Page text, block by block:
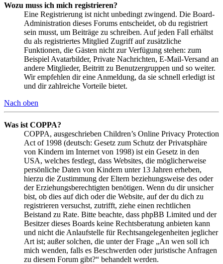
Wozu muss ich mich registrieren?
Eine Registrierung ist nicht unbedingt zwingend. Die Board-
Administration dieses Forums entscheidet, ob du registriert
sein musst, um Beiträge zu schreiben. Auf jeden Fall erhältst
du als registriertes Mitglied Zugriff auf zusätzliche
Funktionen, die Gästen nicht zur Verfügung stehen: zum
Beispiel Avatarbilder, Private Nachrichten, E-Mail-Versand an
andere Mitglieder, Beitritt zu Benutzergruppen und so weiter.
Wir empfehlen dir eine Anmeldung, da sie schnell erledigt ist
und dir zahlreiche Vorteile bietet.
Nach oben
Was ist COPPA?
COPPA, ausgeschrieben Children’s Online Privacy Protection
Act of 1998 (deutsch: Gesetz zum Schutz der Privatsphäre
von Kindern im Internet von 1998) ist ein Gesetz in den
USA, welches festlegt, dass Websites, die möglicherweise
persönliche Daten von Kindern unter 13 Jahren erheben,
hierzu die Zustimmung der Eltern beziehungsweise des oder
der Erziehungsberechtigten benötigen. Wenn du dir unsicher
bist, ob dies auf dich oder die Website, auf der du dich zu
registrieren versuchst, zutrifft, ziehe einen rechtlichen
Beistand zu Rate. Bitte beachte, dass phpBB Limited und der
Besitzer dieses Boards keine Rechtsberatung anbieten kann
und nicht die Anlaufstelle für Rechtsangelegenheiten jeglicher
Art ist; außer solchen, die unter der Frage „An wen soll ich
mich wenden, falls es Beschwerden oder juristische Anfragen
zu diesem Forum gibt?“ behandelt werden.